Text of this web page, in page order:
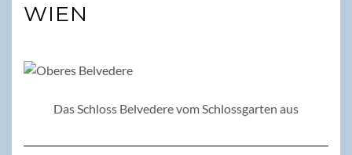
WIEN
Das Schloss Belvedere vom Schlossgarten aus